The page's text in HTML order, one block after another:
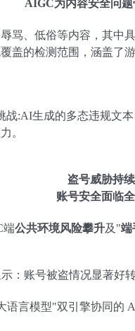
AIGC为内容安全问
骂、低俗等内容，其中
盖的检测范围，涵盖了
:AI生成的多态违规文
。
盗号威胁持
账号安全面临
端公共环境风险攀升及"端
：账号被盗情况显著好
语言模型"双引擎协同的